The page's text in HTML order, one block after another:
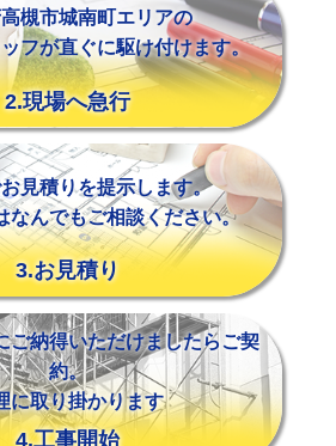
槻市城南町エリアの
フが直ぐに駆け付けます。
2.現場へ急行
見積りを提示します。
なんでもご相談ください。
3.お見積り
ご納得いただけましたらご契
約。
に取り掛かります
4.工事開始